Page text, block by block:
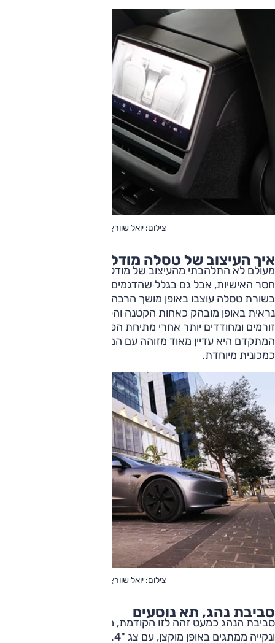
צילום: יואל שוורץ
איך העיצוב של טסלה מודל 3?
חסר האישיות, אבל גם בגלל שהדגמים הראשונים שהביאו את
נראית באופן מובהק כאחות הקטנה והפחות יפה. ועדיין הקווים
זורמים ומחודדים יותר אחרי מתיחת הפנים, וממרום גילה
המתקדם היא עדיין מאוד מזוהה עם המותג ומשמרת את מעמדה
כמכונית מיוחדת.
צילום: יואל שוורץ
סביבת נהג, תא נוסעים
סביבת הנהג כמעט זהה לזו הקודמת, מינימליסטית עד הקצה